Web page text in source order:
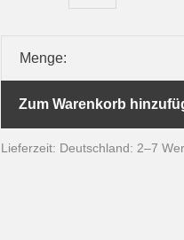
Menge:
Zum Warenkorb
Lieferzeit: Deutschland: 2–7